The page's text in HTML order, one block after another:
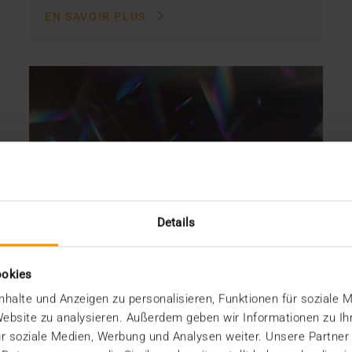
Details
und Anzeigen zu personalisieren, Funktionen für soziale
zu analysieren. Außerdem geben wir Informationen zu
soziale Medien, Werbung und Analysen weiter. Unsere
EN SAVOIR PLUS